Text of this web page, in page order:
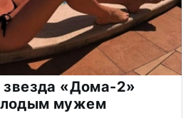
звезда «Дома-2»
мужем